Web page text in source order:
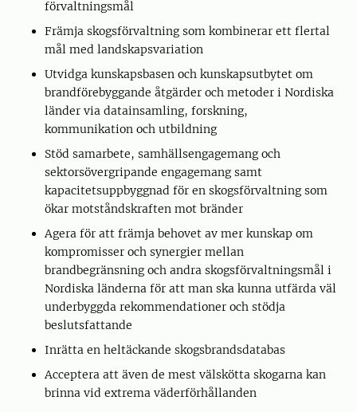
förvaltningsmål
Främja skogsförvaltning som kombinerar ett flertal
mål med landskapsvariation
Utvidga kunskapsbasen och kunskapsutbytet om
brandförebyggande åtgärder och metoder i Nordiska
länder via datainsamling, forskning,
kommunikation och utbildning
Stöd samarbete, samhällsengagemang och
sektorsövergripande engagemang samt
kapacitetsuppbyggnad för en skogsförvaltning som
ökar motståndskraften mot bränder
Agera för att främja behovet av mer kunskap om
kompromisser och synergier mellan
brandbegränsning och andra skogsförvaltningsmål i
Nordiska länderna för att man ska kunna utfärda väl
underbyggda rekommendationer och stödja
beslutsfattande
Inrätta en heltäckande skogsbrandsdatabas
Acceptera att även de mest välskötta skogarna kan
brinna vid extrema väderförhållanden